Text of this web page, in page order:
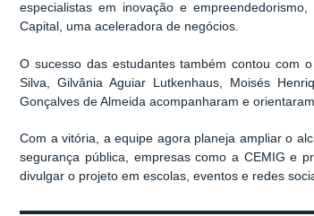
especialistas em inovação e
Capital, uma aceleradora de negócios.
O sucesso das estudantes também contou com
Silva, Gilvânia Aguiar Lutkenhaus, Moisés
Gonçalves de Almeida acompanharam e
Com a vitória, a equipe agora planeja ampliar o
segurança pública, empresas como a CEMIG e
divulgar o projeto em escolas, eventos e redes